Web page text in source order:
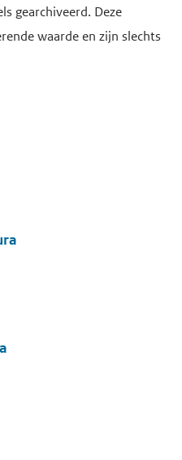
gearchiveerd. Deze
waarde en zijn slechts